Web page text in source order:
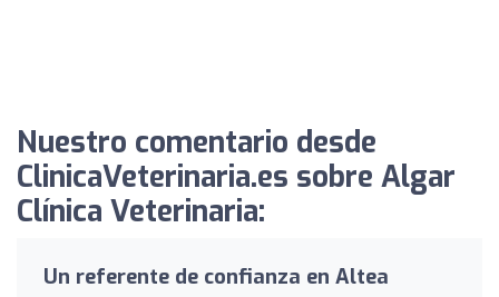
Nuestro comentario desde
ClinicaVeterinaria.es sobre Algar
Clínica Veterinaria:
Un referente de confianza en Altea